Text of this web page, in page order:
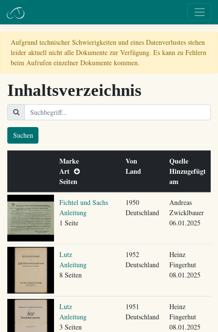
Aufgrund technischer Schwierigkeiten und eines Datenverlustes stehen
leider aktuell nicht alle Dokumente zur Verfügung. Es kann zu Fehlern
beim Aufrufen einzelner Dokumente kommen.
Inhaltsverzeichnis
Suchen
Marke
Art
Seiten
Von
Land
Quelle
Hinzugefügt
am
Fichtel und Sachs
Anleitung
1 Seite
1950
Deutschland
Andreas
Zwicklbauer
06.01.2025
Lutz
Anleitung
8 Seiten
1952
Deutschland
Heinz
Fingerhut
08.01.2025
Lutz
Anleitung
3 Seiten
1951
Deutschland
Heinz
Fingerhut
08.01.2025